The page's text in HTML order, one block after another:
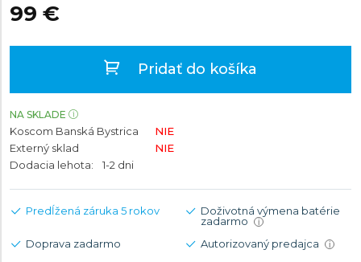
99 €
Pridať do košíka
NA SKLADE
Koscom Banská Bystrica
NIE
Externý sklad
NIE
Dodacia lehota:
1-2 dni
Predĺžená záruka 5 rokov
Doživotná výmena batérie
zadarmo
i
Doprava zadarmo Autorizovaný predajca i